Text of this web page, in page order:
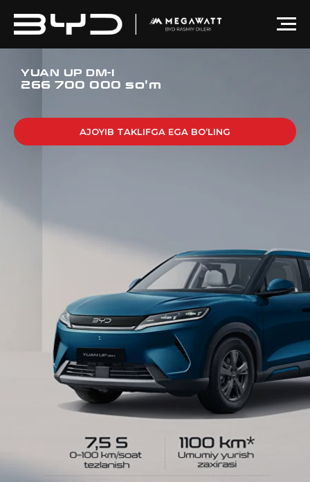
YUAN UP DM-I
266 700 000 so'm
AJOYIB TAKLIFGA EGA BO‘LING